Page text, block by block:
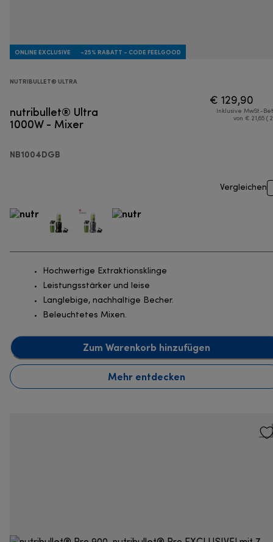
ONLINE EXCLUSIVE -25% RABATT - CODE FEELGOOD
NUTRIBULLET® ULTRA
nutribullet® Ultra
1000W - Mixer
NB1004DGB
€ 129,90
Inklusive MwSt.-
von € 21,65 (
Vergleichen
Hochwertige Extraktionsklinge
Leistungsstärker und leise
Langlebige, nachhaltige Becher.
Beleuchtetes Mixen.
Zum Warenkorb hinzufügen
Mehr entdecken